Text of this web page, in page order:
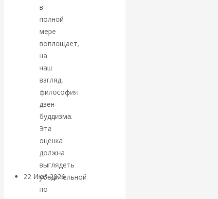
Валентин
Катасонов
считает, что
кризис в
банковской
сфере России
уже начался
22 Июл 2026Деньги
в
полной
мере
воплощает,
на
наш
взгляд,
философия
дзен-
буддизма.
Эта
оценка
должна
выглядеть
убедительной
по